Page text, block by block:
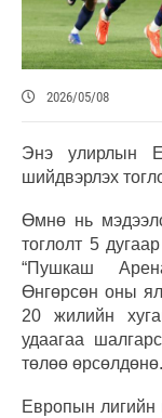
2026/05/08
Энэ улирлын
шийдвэрлэх
Өмнө нь
тоглолт 5
“Пушкаш
Өнгөрсөн оны
20 жилийн
удаагаа
төлөө өрсөлдөнө.
Европын лигийн